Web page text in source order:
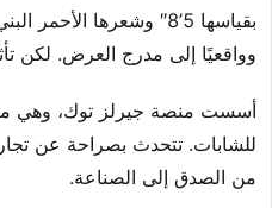
بقياسها 5’8″ وشعرها
وواقعيًا إلى مدرج العرض. لكن
أسست منصة جيرلز توك، وهي
للشابات. تتحدث بصراحة عن
من الصدق إلى الصناعة.